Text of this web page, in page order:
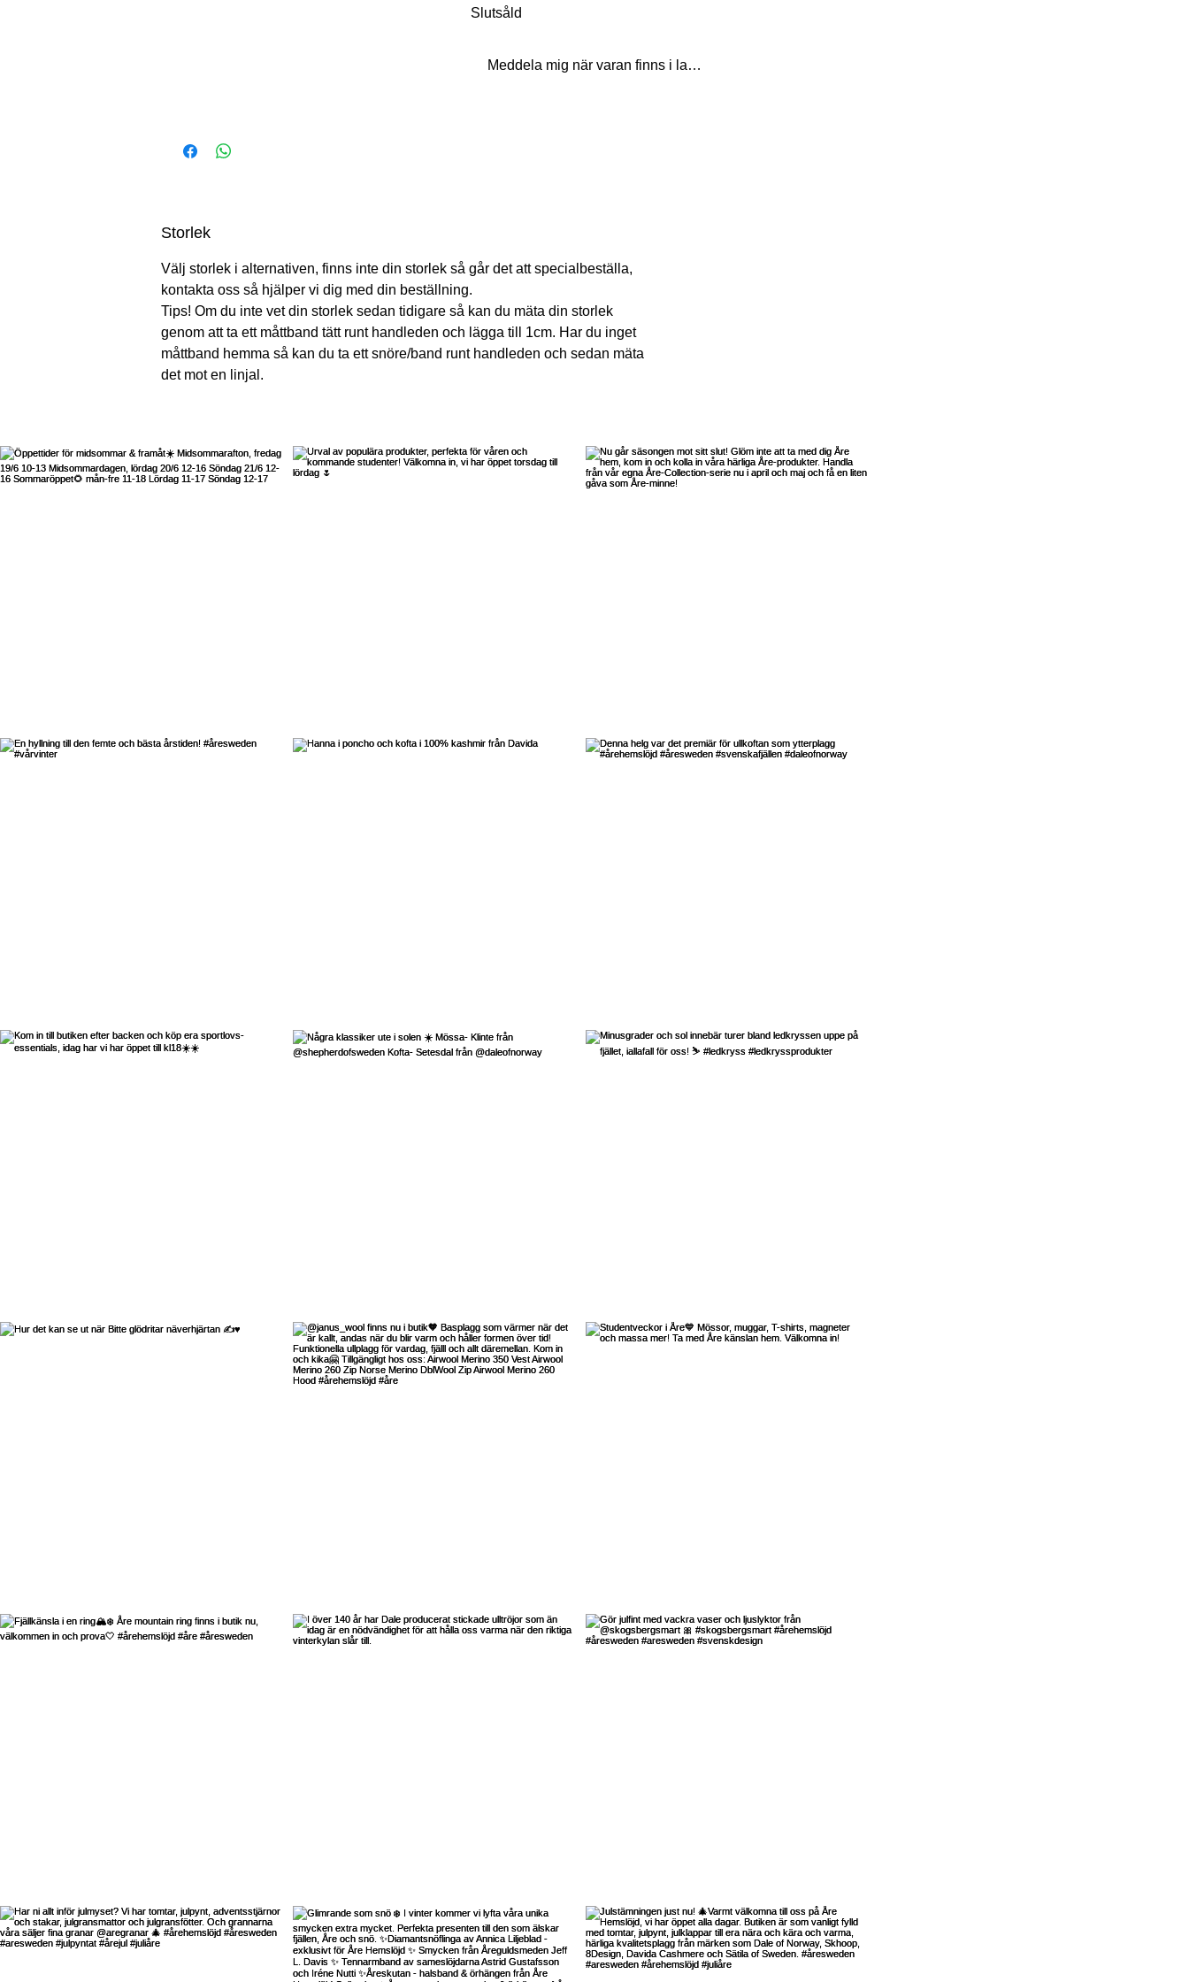
Slutsåld
Meddela mig när varan finns i lager
Storlek
Välj storlek i alternativen, finns inte din storlek så går det att specialbeställa,
kontakta oss så hjälper vi dig med din beställning.
Tips! Om du inte vet din storlek sedan tidigare så kan du mäta din storlek
genom att ta ett måttband tätt runt handleden och lägga till 1cm. Har du inget
måttband hemma så kan du ta ett snöre/band runt handleden och sedan mäta
det mot en linjal.